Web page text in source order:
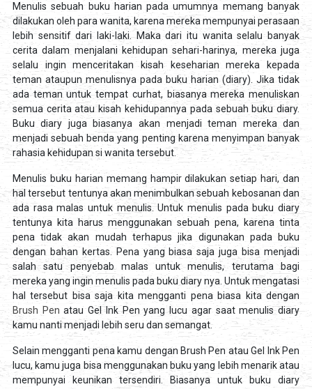
Menulis sebuah buku harian pada umumnya memang banyak
dilakukan oleh para wanita, karena mereka mempunyai perasaan
lebih sensitif dari laki-laki. Maka dari itu wanita selalu banyak
cerita dalam menjalani kehidupan sehari-harinya, mereka juga
selalu ingin menceritakan kisah keseharian mereka kepada
teman ataupun menulisnya pada buku harian (diary). Jika tidak
ada teman untuk tempat curhat, biasanya mereka menuliskan
semua cerita atau kisah kehidupannya pada sebuah buku diary.
Buku diary juga biasanya akan menjadi teman mereka dan
menjadi sebuah benda yang penting karena menyimpan banyak
rahasia kehidupan si wanita tersebut.
Menulis buku harian memang hampir dilakukan setiap hari, dan
hal tersebut tentunya akan menimbulkan sebuah kebosanan dan
ada rasa malas untuk menulis. Untuk menulis pada buku diary
tentunya kita harus menggunakan sebuah pena, karena tinta
pena tidak akan mudah terhapus jika digunakan pada buku
dengan bahan kertas. Pena yang biasa saja juga bisa menjadi
salah satu penyebab malas untuk menulis, terutama bagi
mereka yang ingin menulis pada buku diary nya. Untuk mengatasi
hal tersebut bisa saja kita mengganti pena biasa kita dengan
Brush Pen atau Gel Ink Pen yang lucu agar saat menulis diary
kamu nanti menjadi lebih seru dan semangat.
Selain mengganti pena kamu dengan Brush Pen atau Gel Ink Pen
lucu, kamu juga bisa menggunakan buku yang lebih menarik atau
mempunyai keunikan tersendiri. Biasanya untuk buku diary